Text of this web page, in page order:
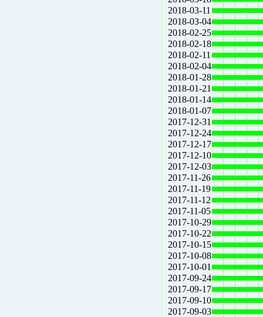
2018-03-11
2018-03-04
2018-02-25
2018-02-18
2018-02-11
2018-02-04
2018-01-28
2018-01-21
2018-01-14
2018-01-07
2017-12-31
2017-12-24
2017-12-17
2017-12-10
2017-12-03
2017-11-26
2017-11-19
2017-11-12
2017-11-05
2017-10-29
2017-10-22
2017-10-15
2017-10-08
2017-10-01
2017-09-24
2017-09-17
2017-09-10
2017-09-03